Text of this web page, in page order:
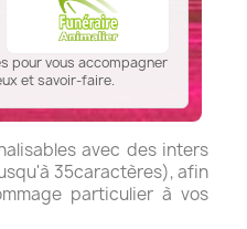
pour vous accompagner
et savoir-faire.
avec des inters
35caractères), afin
particulier à vos